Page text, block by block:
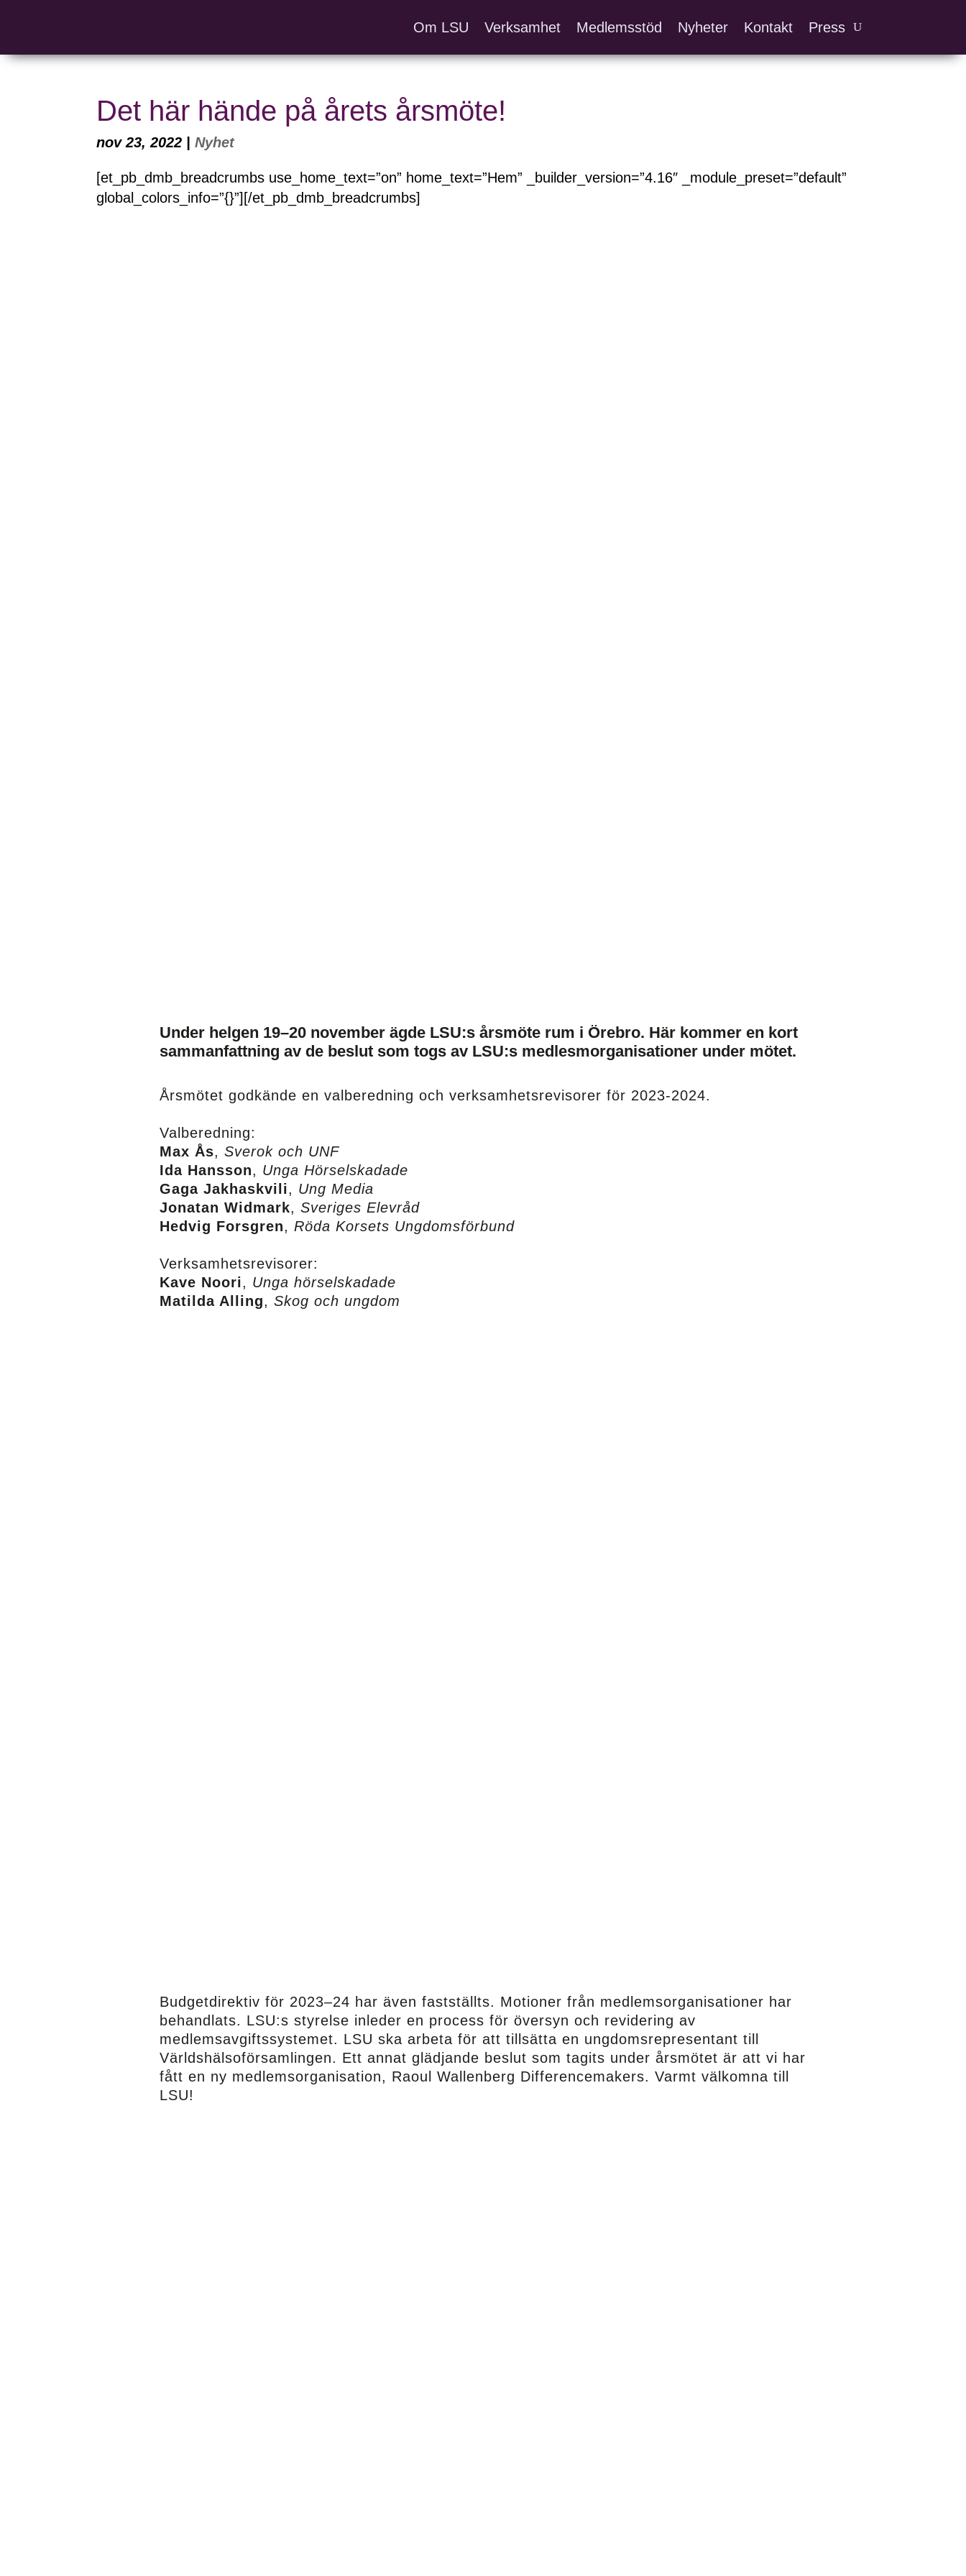
Om LSU Verksamhet Medlemsstöd Nyheter Kontakt Press
Det här hände på årets årsmöte!
nov 23, 2022 |Nyhet
[et_pb_dmb_breadcrumbs use_home_text=”on” home_text=”Hem” _builder_version=”4.16″ _module_preset=”default”
global_colors_info=”{}”][/et_pb_dmb_breadcrumbs]
Under helgen 19–20 november ägde LSU:s årsmöte rum i Örebro. Här kommer en kort
sammanfattning av de beslut som togs av LSU:s medlesmorganisationer under mötet.
Årsmötet godkände en valberedning och verksamhetsrevisorer för 2023-2024.
Valberedning:
Max Ås, Sverok och UNF
Ida Hansson, Unga Hörselskadade
Gaga Jakhaskvili, Ung Media
Jonatan Widmark, Sveriges Elevråd
Hedvig Forsgren, Röda Korsets Ungdomsförbund
Verksamhetsrevisorer:
Kave Noori, Unga hörselskadade
Matilda Alling, Skog och ungdom
Budgetdirektiv för 2023–24 har även fastställts. Motioner från medlemsorganisationer har
behandlats. LSU:s styrelse inleder en process för översyn och revidering av
medlemsavgiftssystemet. LSU ska arbeta för att tillsätta en ungdomsrepresentant till
Världshälsoförsamlingen. Ett annat glädjande beslut som tagits under årsmötet är att vi har
fått en ny medlemsorganisation, Raoul Wallenberg Differencemakers. Varmt välkomna till
LSU!